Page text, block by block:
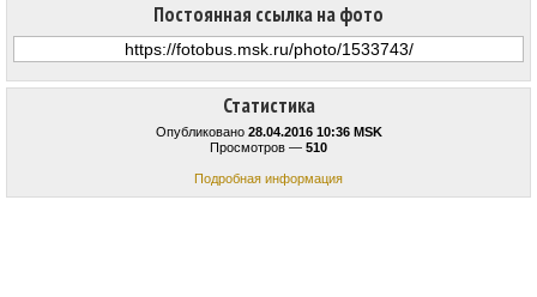
Статистика
Опубликовано 28.04.2016 10:36 MSK
Просмотров — 510
Подробная информация
Постоянная ссылка на фото